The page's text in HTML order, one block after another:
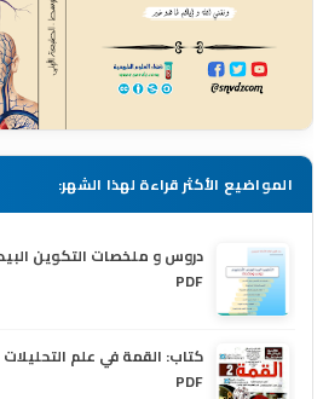
المواضيع الأكثر قراءة لهذا الشهر:
دروس و ملخصات التكوين
PDF
كتاب: القمة في علم التحليلات
PDF